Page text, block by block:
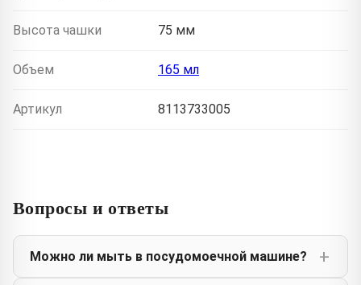
Высота чашки 75 мм
Объем 165 мл
Артикул 8113733005
Вопросы и ответы
Можно ли мыть в посудомоечной машине?